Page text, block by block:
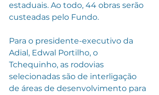
estaduais. Ao todo, 44 obras serão
custeadas pelo Fundo.
Para o presidente-executivo da
Adial, Edwal Portilho, o
Tchequinho, as rodovias
selecionadas são de interligação
de áreas de desenvolvimento para